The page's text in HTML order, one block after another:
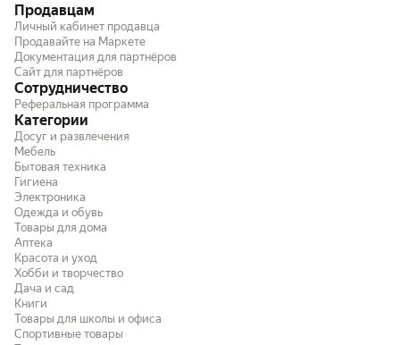
Продавцам
Личный кабинет продавца
Продавайте на Маркете
Документация для партнёров
Сайт для партнёров
Сотрудничество
Реферальная программа
Категории
Досуг и развлечения
Мебель
Бытовая техника
Гигиена
Электроника
Одежда и обувь
Товары для дома
Аптека
Красота и уход
Хобби и творчество
Дача и сад
Книги
Товары для школы и офиса
Спортивные товары